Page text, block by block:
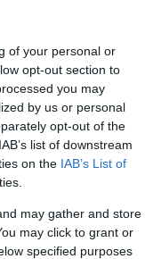
of your personal or
opt-out section to
you may
by us or personal
opt-out of the
list of downstream
on the IAB’s List of
may gather and store
may click to grant or
specified purposes
1